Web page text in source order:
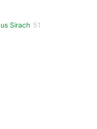
Sirach 51